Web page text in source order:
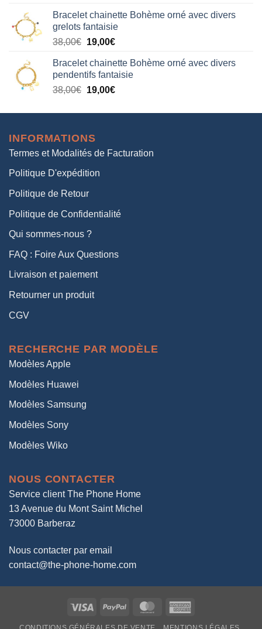
initial
était :
38,00€.
actuel
est :
19,00€.
Bracelet chainette Bohème orné avec divers
grelots fantaisie
38,00€ Le
initial
était :
38,00€.
19,00€Le
actuel
est :
19,00€.
Bracelet chainette Bohème orné avec divers
pendentifs fantaisie
38,00€ Le
initial
38,00€.
19,00€Le
actuel
INFORMATIONS
Termes et Modalités de Facturation
Politique D'expédition
Politique de Retour
Politique de Confidentialité
Qui sommes-nous ?
FAQ : Foire Aux Questions
Livraison et paiement
Retourner un produit
CGV
RECHERCHE PAR MODÈLE
Modèles Apple
Modèles Huawei
Modèles Samsung
Modèles Sony
Modèles Wiko
NOUS CONTACTER
Service client The Phone Home
13 Avenue du Mont Saint Michel
73000 Barberaz
Nous contacter par email
contact@the-phone-home.com
Visa PayPal MasterCard